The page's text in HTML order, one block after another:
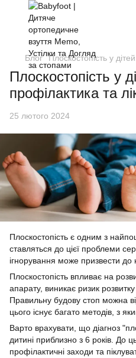
Блог Плоскостопість у
Плоскостопість у
профілактика та
25 лютого 2024
Плоскостопість є одним з
ставляться до цієї проблеми
ігнорування може призвести
Плоскостопість впливає на
апарату, виникає ризик
Правильну будову стоп можна
цього існує багато методів, з
Варто врахувати, що діагноз
дитині приблизно з 6 років. До
профілактичні заходи та